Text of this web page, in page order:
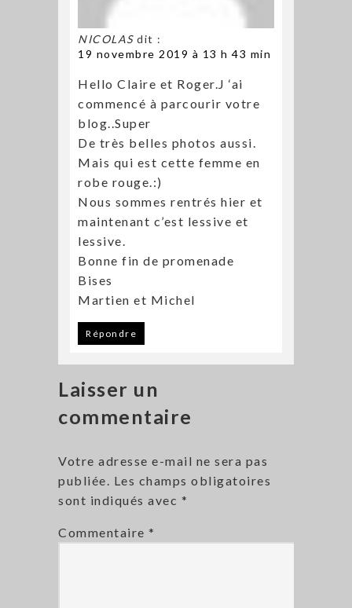
NICOLAS dit :
19 novembre 2019 à 13 h 43 min
Hello Claire et Roger.J ‘ai
commencé à parcourir votre
blog..Super
De très belles photos aussi.
Mais qui est cette femme en
robe rouge.:)
Nous sommes rentrés hier et
maintenant c’est lessive et
lessive.
Bonne fin de promenade
Bises
Martien et Michel
Répondre
Laisser un
commentaire
Votre adresse e-mail ne sera pas
publiée. Les champs obligatoires
sont indiqués avec *
Commentaire *